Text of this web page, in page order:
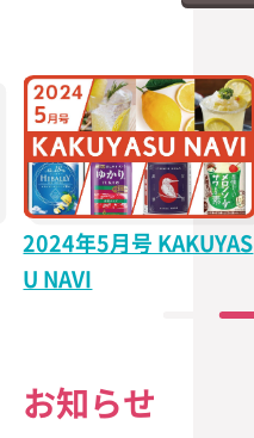
2024年5月号 KAKUYAS
U NAVI
お知らせ